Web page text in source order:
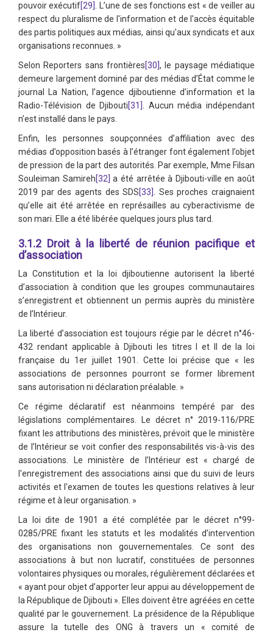
pouvoir exécutif[29] . L’une de ses fonctions est « de veiller au
respect du pluralisme de l'information et de l'accès équitable
des partis politiques aux médias, ainsi qu'aux syndicats et aux
organisations reconnues. »
Selon Reporters sans frontières[30] , le paysage médiatique
demeure largement dominé par des médias d’État comme le
journal La Nation, l’agence djiboutienne d’information et la
Radio-Télévision de Djibouti[31] . Aucun média indépendant
n’est installé dans le pays.
Enfin, les personnes soupçonnées d’affiliation avec des
médias d’opposition basés à l’étranger font également l’objet
de pression de la part des autorités. Par exemple, Mme Filsan
Souleiman Samireh[32] a été arrêtée à Djibouti-ville en août
2019 par des agents des SDS[33] . Ses proches craignaient
qu’elle ait été arrêtée en représailles au cyberactivisme de
son mari. Elle a été libérée quelques jours plus tard.
3.1.2 Droit à la liberté de réunion pacifique et
d’association
La Constitution et la loi djiboutienne autorisent la liberté
d’association à condition que les groupes communautaires
s’enregistrent et obtiennent un permis auprès du ministère
de l’Intérieur.
La liberté d’association est toujours régie par le décret n°46-
432 rendant applicable à Djibouti les titres I et II de la loi
française du 1er juillet 1901. Cette loi précise que « les
associations de personnes pourront se former librement
sans autorisation ni déclaration préalable. »
Ce régime déclaratif est néanmoins tempéré par des
législations complémentaires. Le décret n° 2019-116/PRE
fixant les attributions des ministères, prévoit que le ministère
de l’Intérieur se voit confier des responsabilités vis-à-vis des
associations. Le ministère de l’Intérieur est « chargé de
l'enregistrement des associations ainsi que du suivi de leurs
activités et l'examen de toutes les questions relatives à leur
régime et à leur organisation. »
La loi dite de 1901 a été complétée par le décret n°99-
0285/PRE fixant les statuts et les modalités d’intervention
des organisations non gouvernementales. Ce sont des
associations à but non lucratif, constituées de personnes
volontaires physiques ou morales, régulièrement déclarées et
« ayant pour objet d’apporter leur appui au développement de
la République de Djibouti ». Elles doivent être agréées en cette
qualité par le gouvernement. La présidence de la République
assure la tutelle des ONG à travers un « comité de